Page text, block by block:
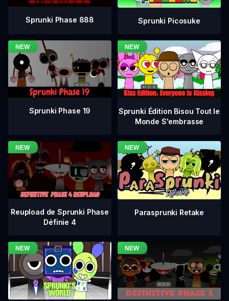
Sprunki Phase 888 Sprunki Picosuke
Sprunki Phase 19
Sprunki Édition Bisou Tout le
Monde S'embrasse
Reupload de Sprunki Phase
Définie 4
Parasprunki Retake